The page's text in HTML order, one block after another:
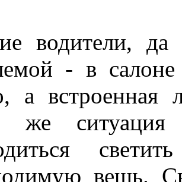
водители, да
- в
а встроенная
же
вещь.